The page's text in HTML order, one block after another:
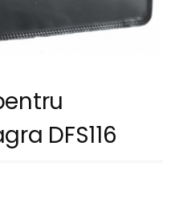
DFS116